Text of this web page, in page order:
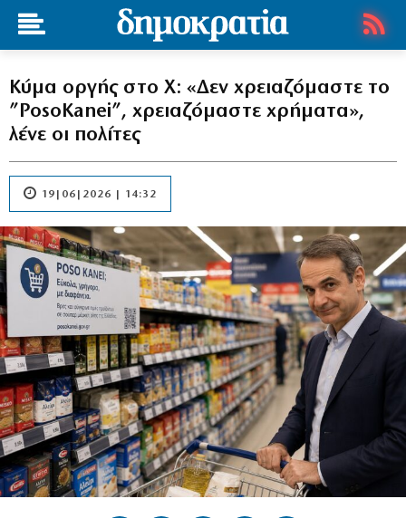
Κύμα οργής στο Χ: «Δεν χρειαζόμαστε το
”PosoKanei”, χρειαζόμαστε χρήματα»,
λένε οι πολίτες
19|06|2026 | 14:32